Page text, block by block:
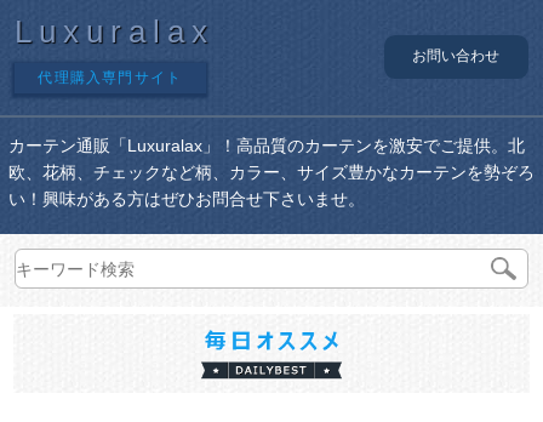
Luxuralax
代理購入専門サイト
お問い合わせ
カーテン通販「Luxuralax」！高品質のカーテンを激安でご提供。北
欧、花柄、チェックなど柄、カラー、サイズ豊かなカーテンを勢ぞろ
い！興味がある方はぜひお問合せ下さいませ。